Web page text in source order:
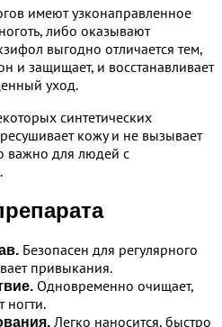
имеют узконаправленное
либо оказывают
выгодно отличается тем,
и защищает, и восстанавливает
уход.
синтетических
кожу и не вызывает
важно для людей с
Безопасен для регулярного
привыкания.
Одновременно очищает,
ногти.
Легко наносится, быстро